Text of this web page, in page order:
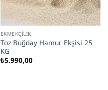
EKMEKÇILIK
Toz Buğday Hamur Ekşisi 25
KG
₺5.990,00